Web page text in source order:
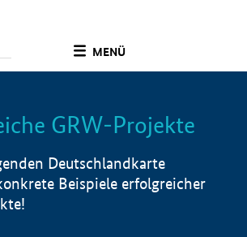
MENÜ
Info
GRW-Projekte
Deutschlandkarte
Beispiele erfolgreicher